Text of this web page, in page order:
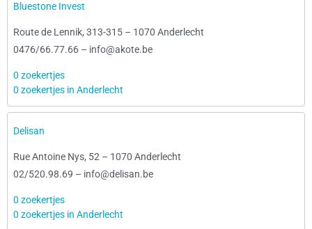
Bluestone Invest
Route de Lennik, 313-315 – 1070 Anderlecht
0476/66.77.66 – info@akote.be
0 zoekertjes
0 zoekertjes in Anderlecht
Delisan
Rue Antoine Nys, 52 – 1070 Anderlecht
02/520.98.69 – info@delisan.be
0 zoekertjes
0 zoekertjes in Anderlecht